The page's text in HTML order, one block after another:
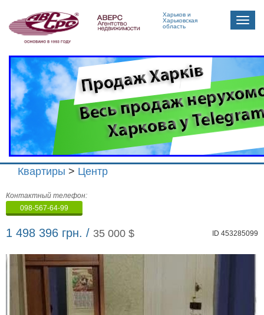
Харьков и
Харьковская
область
Toggle
Квартиры > Центр
Агенство
недвижимости
"Аверс"
Контактный телефон:
098-567-64-99
1 498 396 грн. / 35 000 $ ID 453285099